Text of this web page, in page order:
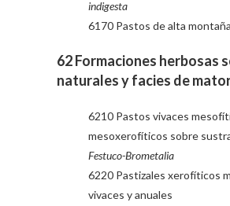
indigesta
6170 Pastos de alta
62 Formaciones herbosas
naturales y facies de
6210 Pastos vivaces
mesoxerofíticos sobre
Festuco-Brometalia
6220 Pastizales xerofíticos
vivaces y anuales